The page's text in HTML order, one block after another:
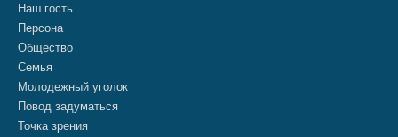
Наш гость
Персона
Общество
Семья
Молодежный уголок
Повод задуматься
Точка зрения